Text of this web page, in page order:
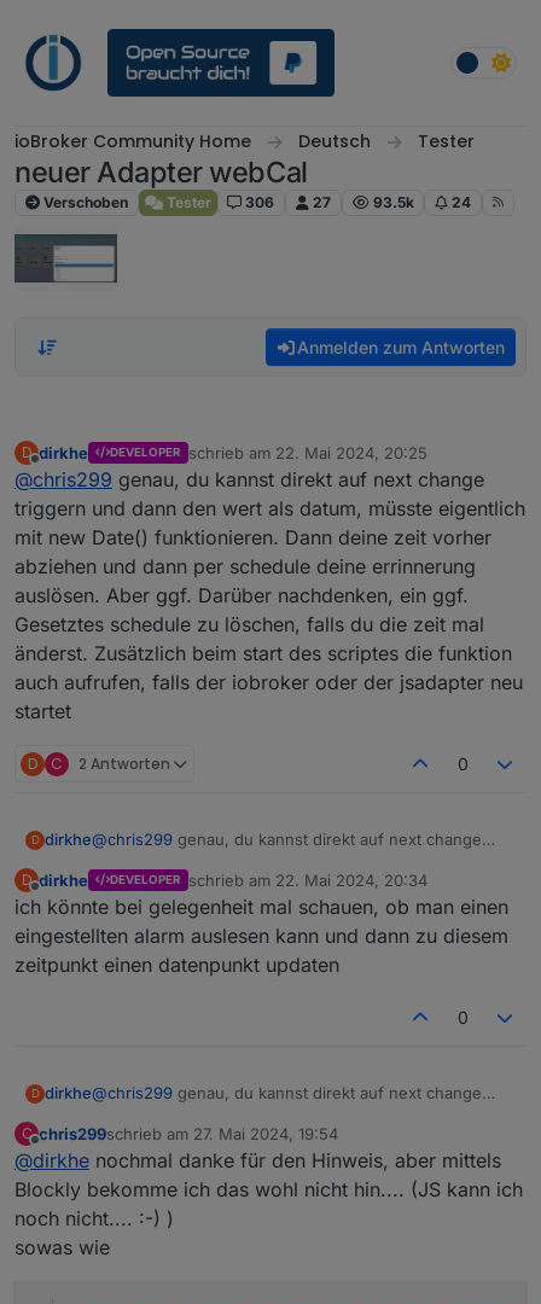
ioBroker Community Home Deutsch Tester
neuer Adapter webCal
Verschoben Tester 306 27 93.5k 24
Anmelden zum Antworten
D
Offline
dirkhe DEVELOPER schrieb am 22. Mai 2024, 20:25
zuletzt editiert von
@chris299 genau, du kannst direkt auf next change
triggern und dann den wert als datum, müsste eigentlich
mit new Date() funktionieren. Dann deine zeit vorher
abziehen und dann per schedule deine errinnerung
auslösen. Aber ggf. Darüber nachdenken, ein ggf.
Gesetztes schedule zu löschen, falls du die zeit mal
änderst. Zusätzlich beim start des scriptes die funktion
auch aufrufen, falls der iobroker oder der jsadapter neu
startet
D C 2 Antworten 0
D dirkhe@chris299 genau, du kannst direkt auf next change
eigentlich mit new Date() funktionieren. Dann deine zeit
vorher abziehen und dann per schedule deine
errinnerung auslösen. Aber ggf. Darüber nachdenken,
ein ggf. Gesetztes schedule zu löschen, falls du die zeit
mal änderst. Zusätzlich beim start des scriptes die
D
Offline
dirkhe DEVELOPER schrieb am 22. Mai 2024, 20:34
zuletzt editiert von
ich könnte bei gelegenheit mal schauen, ob man einen
eingestellten alarm auslesen kann und dann zu diesem
zeitpunkt einen datenpunkt updaten
0
D dirkhe@chris299 genau, du kannst direkt auf next change
eigentlich mit new Date() funktionieren. Dann deine zeit
vorher abziehen und dann per schedule deine
errinnerung auslösen. Aber ggf. Darüber nachdenken,
ein ggf. Gesetztes schedule zu löschen, falls du die zeit
mal änderst. Zusätzlich beim start des scriptes die
funktion auch aufrufen, falls der iobroker oder der
C
Offline
chris299schrieb am 27. Mai 2024, 19:54
zuletzt editiert von
@dirkhe nochmal danke für den Hinweis, aber mittels
Blockly bekomme ich das wohl nicht hin.... (JS kann ich
noch nicht.... :-) )
sowas wie